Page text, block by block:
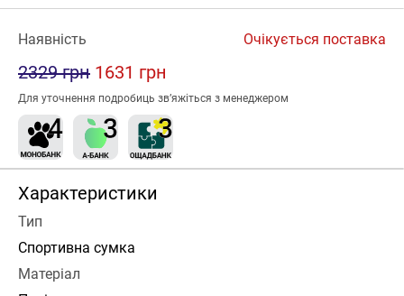
Наявність Очікується поставка
2329 грн 1631 грн
Для уточнення подробиць зв’яжіться з менеджером
Характеристики
Тип
Спортивна сумка
Матеріал